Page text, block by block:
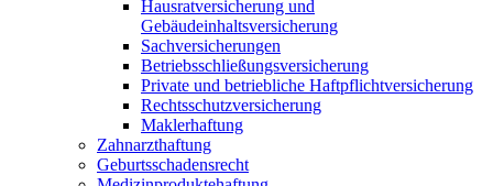
Hausratversicherung und
Gebäudeinhaltsversicherung
Sachversicherungen
Betriebsschließungsversicherung
Private und betriebliche Haftpflichtversicherung
Rechtsschutzversicherung
Maklerhaftung
Zahnarzthaftung
Geburtsschadensrecht